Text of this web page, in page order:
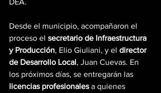
Desde el municipio, acompañaron el
proceso el secretario de Infraestructura
y Producción, Elio Giuliani, y el director
de Desarrollo Local, Juan Cuevas. En
los próximos días, se entregarán las
licencias profesionales a quienes